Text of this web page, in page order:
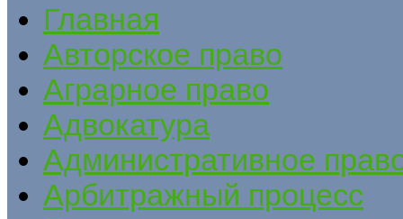
Главная
Авторское право
Аграрное право
Адвокатура
Административное
Арбитражный процесс